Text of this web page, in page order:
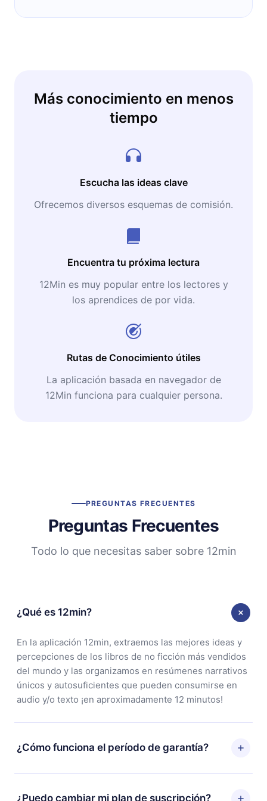
Más conocimiento en menos
tiempo
Escucha las ideas clave
Ofrecemos diversos esquemas de comisión.
Encuentra tu próxima lectura
12Min es muy popular entre los lectores y
los aprendices de por vida.
Rutas de Conocimiento útiles
La aplicación basada en navegador de
12Min funciona para cualquier persona.
PREGUNTAS FRECUENTES
Preguntas Frecuentes
Todo lo que necesitas saber sobre 12min
¿Qué es 12min?
En la aplicación 12min, extraemos las mejores ideas y
percepciones de los libros de no ficción más vendidos
del mundo y las organizamos en resúmenes narrativos
únicos y autosuficientes que pueden consumirse en
audio y/o texto ¡en aproximadamente 12 minutos!
¿Cómo funciona el período de garantía?
Puedes descargar nuestra aplicación y comenzar a
disfrutar de nuestra biblioteca. Si por alguna razón no
¿Puedo cambiar mi plan de suscripción?